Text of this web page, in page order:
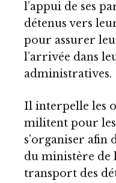
l’appui de ses
détenus vers
pour assurer
l’arrivée dans
administratives.
Il interpelle les
militent pour les
s’organiser afin
du ministère de
transport des